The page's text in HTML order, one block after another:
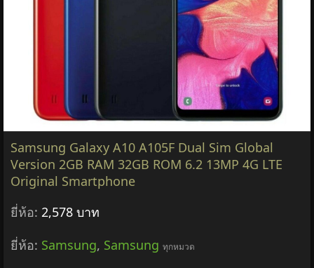
Samsung Galaxy A10 A105F Dual Sim Global
Version 2GB RAM 32GB ROM 6.2 13MP 4G LTE
Original Smartphone
ยี่ห้อ: 2,578 บาท
ยี่ห้อ: Samsung, Samsung ทุกหมวด